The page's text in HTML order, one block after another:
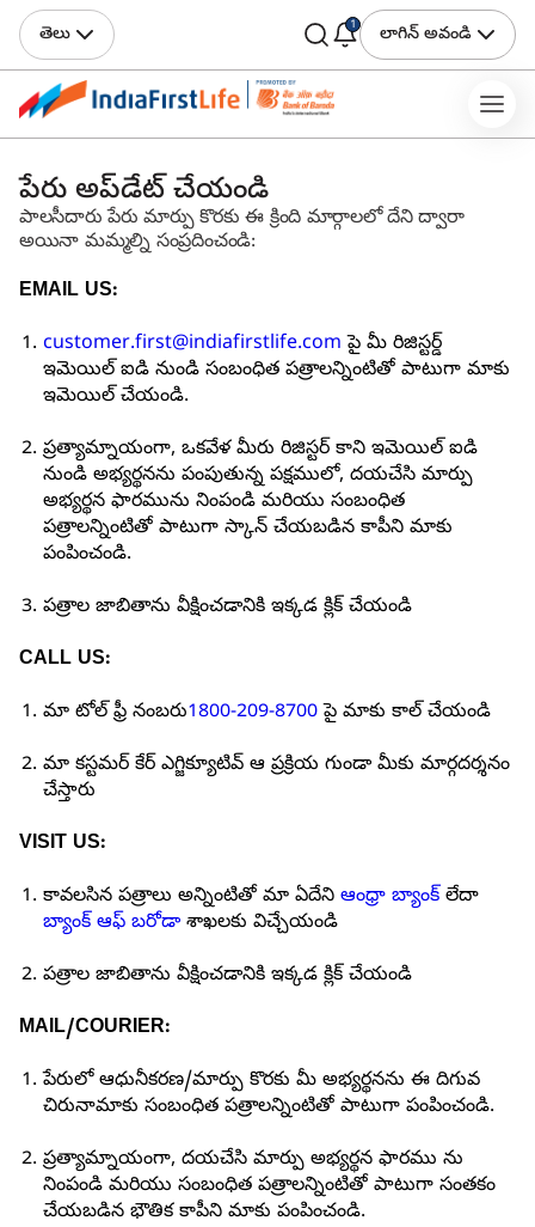
తెలు 1 లాగిన్ అవండి
పేరు అప్‌డేట్ చేయండి
పాలసీదారు పేరు మార్పు కొరకు ఈ క్రింది మార్గాలలో దేని ద్వారా
అయినా మమ్మల్ని సంప్రదించండి:
EMAIL US:
customer.first@indiafirstlife.com పై మీ రిజిస్టర్డ్
ఇమెయిల్ ఐడి నుండి సంబంధిత పత్రాలన్నింటితో పాటుగా మాకు
ఇమెయిల్ చేయండి.
ప్రత్యామ్నాయంగా, ఒకవేళ మీరు రిజిస్టర్ కాని ఇమెయిల్ ఐడి
నుండి అభ్యర్థనను పంపుతున్న పక్షములో, దయచేసి మార్పు
అభ్యర్థన ఫారమును నింపండి మరియు సంబంధిత
పత్రాలన్నింటితో పాటుగా స్కాన్ చేయబడిన కాపీని మాకు
పంపించండి.
పత్రాల జాబితాను వీక్షించడానికి ఇక్కడ క్లిక్ చేయండి
CALL US:
మా టోల్ ఫ్రీ నంబరు1800-209-8700పై మాకు కాల్ చేయండి
మా కస్టమర్ కేర్ ఎగ్జిక్యూటివ్ ఆ ప్రక్రియ గుండా మీకు మార్గదర్శనం
చేస్తారు
VISIT US:
కావలసిన పత్రాలు అన్నింటితో మా ఏదేని ఆంధ్రా బ్యాంక్ లేదా
బ్యాంక్ ఆఫ్ బరోడా శాఖలకు విచ్చేయండి
పత్రాల జాబితాను వీక్షించడానికి ఇక్కడ క్లిక్ చేయండి
MAIL/COURIER:
పేరులో ఆధునీకరణ/మార్పు కొరకు మీ అభ్యర్థనను ఈ దిగువ
చిరునామాకు సంబంధిత పత్రాలన్నింటితో పాటుగా పంపించండి.
ప్రత్యామ్నాయంగా, దయచేసి మార్పు అభ్యర్థన ఫారము ను
నింపండి మరియు సంబంధిత పత్రాలన్నింటితో పాటుగా సంతకం
చేయబడిన భౌతిక కాపీని మాకు పంపించండి.